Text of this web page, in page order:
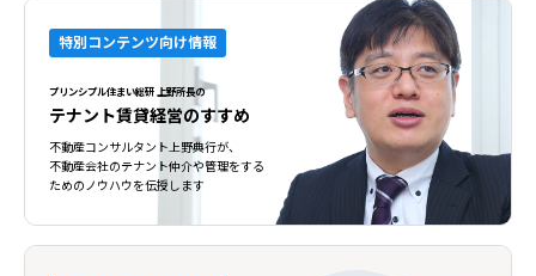
特別コンテンツ向け情報
プリンシプル住まい総研 上野所長の
テナント賃貸経営のすすめ
不動産コンサルタント上野典行が、
不動産会社のテナント仲介や管理をする
ためのノウハウを伝授します